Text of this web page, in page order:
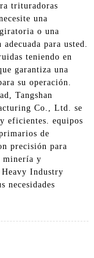
trituradoras
una
o una
para usted.
teniendo en
garantiza una
su operación.
Tangshan
Co., Ltd. se
eficientes. equipos
de
precisión para
minería y
Heavy Industry
necesidades